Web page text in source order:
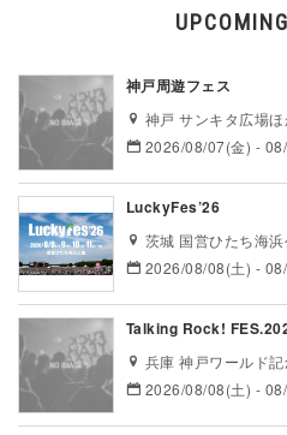
神戸周遊フェス
神戸 サンキタ広場
2026/08/07(金) -
LuckyFes’26
茨城 国営ひたち海浜
2026/08/08(土) -
Talking Rock!
兵庫 神戸ワールド
2026/08/08(土) -